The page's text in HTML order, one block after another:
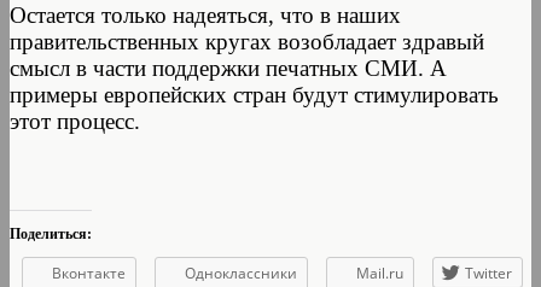
Остается только надеяться, что в наших
правительственных кругах возобладает здравый
смысл в части поддержки печатных СМИ. А
примеры европейских стран будут стимулировать
этот процесс.
Поделиться:
Вконтакте Одноклассники Mail.ru
Twitter